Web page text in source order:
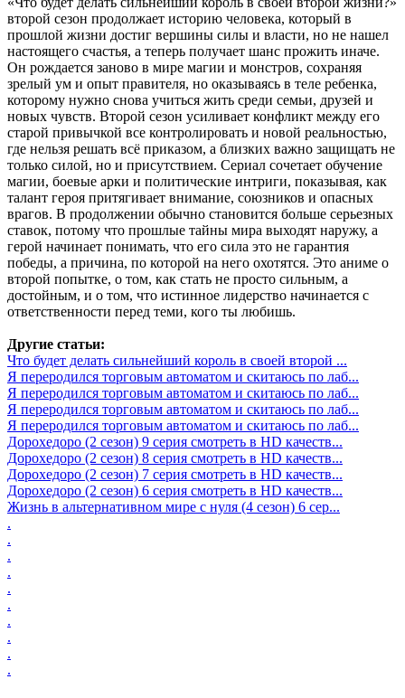
второй сезон продолжает историю человека, который в
прошлой жизни достиг вершины силы и власти, но не нашел
настоящего счастья, а теперь получает шанс прожить иначе.
Он рождается заново в мире магии и монстров, сохраняя
зрелый ум и опыт правителя, но оказываясь в теле ребенка,
которому нужно снова учиться жить среди семьи, друзей и
новых чувств. Второй сезон усиливает конфликт между его
старой привычкой все контролировать и новой реальностью,
где нельзя решать всё приказом, а близких важно защищать не
только силой, но и присутствием. Сериал сочетает обучение
магии, боевые арки и политические интриги, показывая, как
талант героя притягивает внимание, союзников и опасных
врагов. В продолжении обычно становится больше серьезных
ставок, потому что прошлые тайны мира выходят наружу, а
герой начинает понимать, что его сила это не гарантия
победы, а причина, по которой на него охотятся. Это аниме о
второй попытке, о том, как стать не просто сильным, а
достойным, и о том, что истинное лидерство начинается с
ответственности перед теми, кого ты любишь.
Другие статьи:
Что будет делать сильнейший король в своей второй ...
Я переродился торговым автоматом и скитаюсь по лаб...
Я переродился торговым автоматом и скитаюсь по лаб...
Я переродился торговым автоматом и скитаюсь по лаб...
Я переродился торговым автоматом и скитаюсь по лаб...
Дорохедоро (2 сезон) 9 серия смотреть в HD качеств...
Дорохедоро (2 сезон) 8 серия смотреть в HD качеств...
Дорохедоро (2 сезон) 7 серия смотреть в HD качеств...
Дорохедоро (2 сезон) 6 серия смотреть в HD качеств...
Жизнь в альтернативном мире с нуля (4 сезон) 6 сер...
.
.
.
.
.
.
.
.
.
.